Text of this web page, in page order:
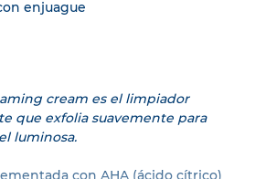
enjuague
cream es el limpiador
que exfolia suavemente para
luminosa.
con AHA (ácido cítrico)